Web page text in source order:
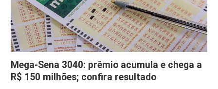
Mega-Sena 3040: prêmio acumula e chega a
R$ 150 milhões; confira resultado